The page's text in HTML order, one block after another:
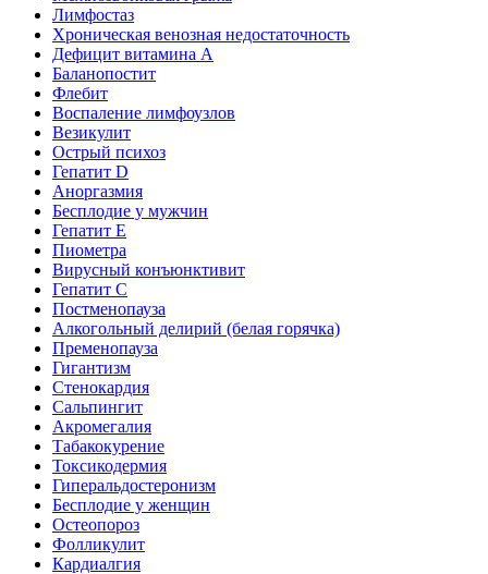
Лимфостаз
Хроническая венозная недостаточность
Дефицит витамина А
Баланопостит
Флебит
Воспаление лимфоузлов
Везикулит
Острый психоз
Гепатит D
Аноргазмия
Бесплодие у мужчин
Гепатит E
Пиометра
Вирусный конъюнктивит
Гепатит C
Постменопауза
Алкогольный делирий (белая горячка)
Пременопауза
Гигантизм
Стенокардия
Сальпингит
Акромегалия
Табакокурение
Токсикодермия
Гиперальдостеронизм
Бесплодие у женщин
Остеопороз
Фолликулит
Кардиалгия